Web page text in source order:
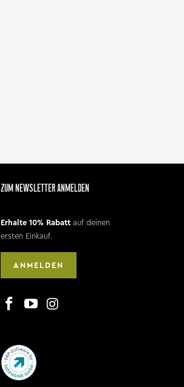
ZUM NEWSLETTER ANMELDEN
Erhalte 10% Rabatt auf deinen
ersten Einkauf.
ANMELDEN